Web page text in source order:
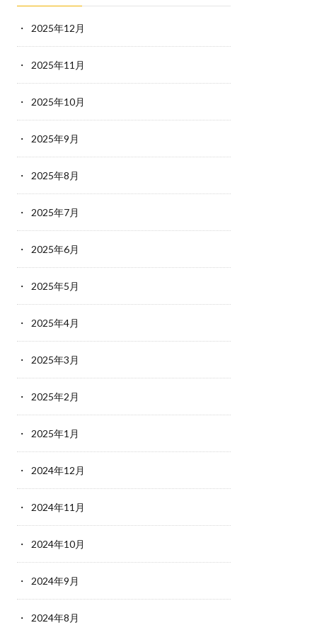
2025年12月
2025年11月
2025年10月
2025年9月
2025年8月
2025年7月
2025年6月
2025年5月
2025年4月
2025年3月
2025年2月
2025年1月
2024年12月
2024年11月
2024年10月
2024年9月
2024年8月